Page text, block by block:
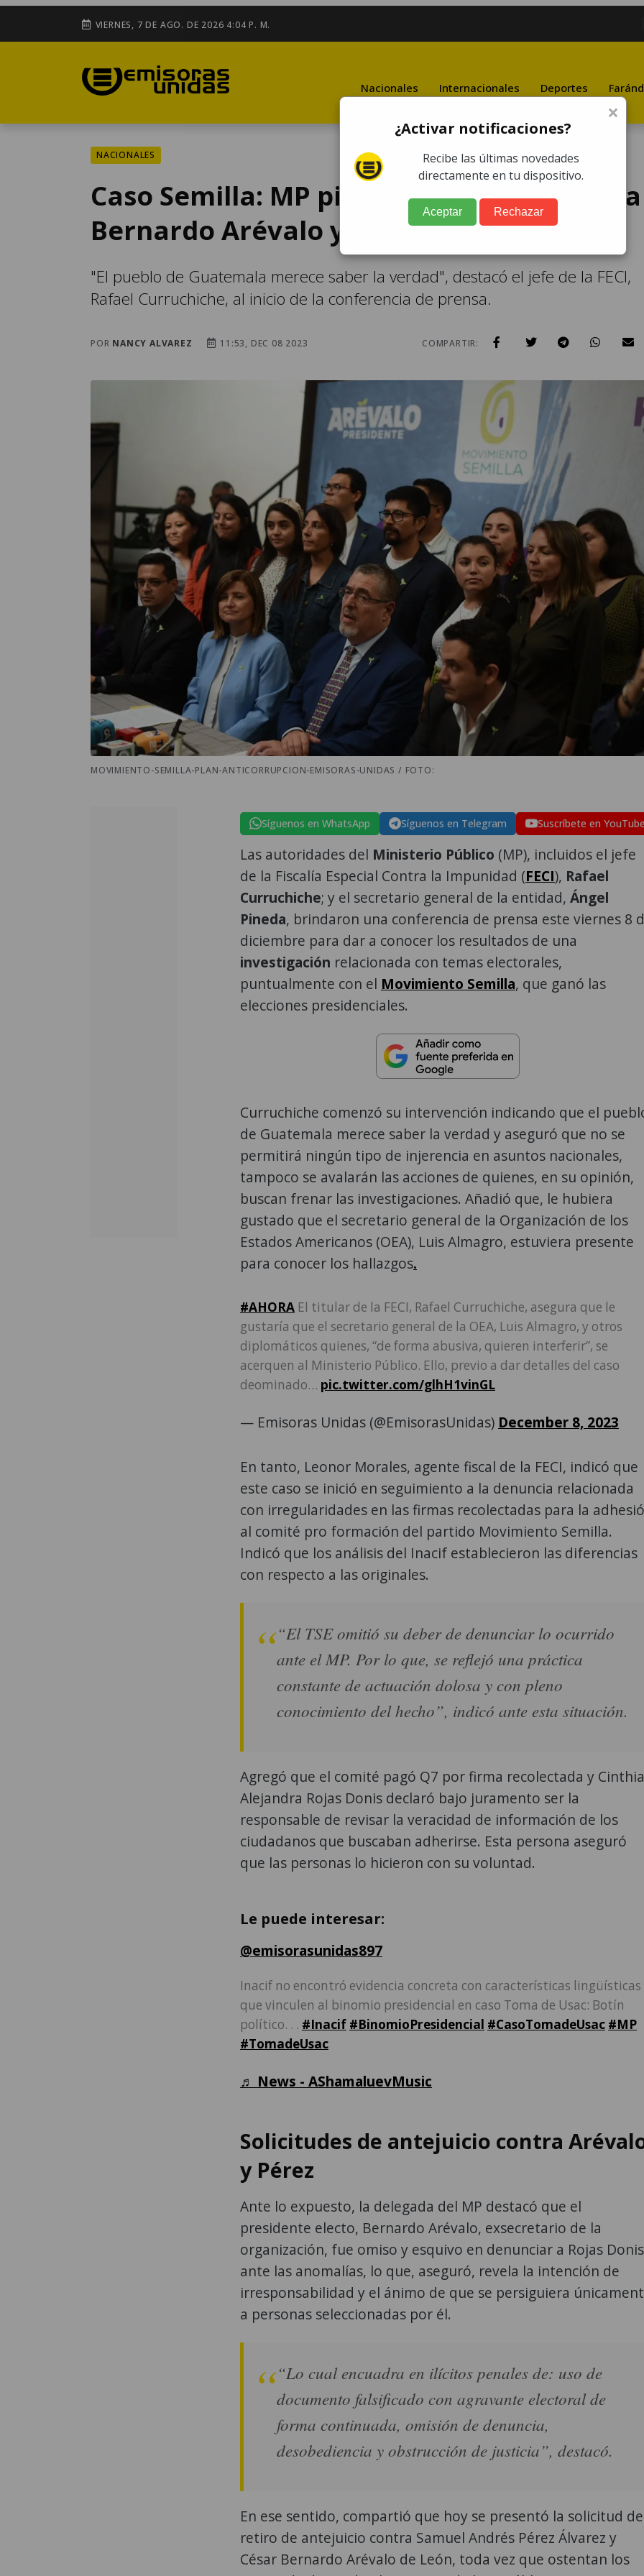
VIERNES, 7 DE AGO. DE 2026 4:04 P. M.
Nacionales Internacionales Deportes
NACIONALES
Caso Semilla: MP pide retirar inmunidad a
Bernardo Arévalo y Samuel Pérez
"El pueblo de Guatemala merece saber la verdad", destacó el jefe de la FECI,
Rafael Curruchiche, al inicio de la conferencia de prensa.
POR NANCY ALVAREZ 11:53, DEC 08 2023 COMPARTIR:
MOVIMIENTO-SEMILLA-PLAN-ANTICORRUPCION-EMISORAS-UNIDAS / FOTO:
Síguenos en WhatsApp Síguenos en Telegram Suscríbete en
Las autoridades del Ministerio Público (MP), incluidos el jefe
de la Fiscalía Especial Contra la Impunidad (FECI), Rafael
Curruchiche; y el secretario general de la entidad, Ángel
Pineda, brindaron una conferencia de prensa este viernes 8
diciembre para dar a conocer los resultados de una
investigación relacionada con temas electorales,
puntualmente con el Movimiento Semilla, que ganó las
elecciones presidenciales.
Curruchiche comenzó su intervención indicando que el
de Guatemala merece saber la verdad y aseguró que no se
permitirá ningún tipo de injerencia en asuntos nacionales,
tampoco se avalarán las acciones de quienes, en su opinión,
buscan frenar las investigaciones. Añadió que, le hubiera
gustado que el secretario general de la Organización de los
Estados Americanos (OEA), Luis Almagro, estuviera presente
para conocer los hallazgos.
#AHORA El titular de la FECI, Rafael Curruchiche, asegura que le
gustaría que el secretario general de la OEA, Luis Almagro, y otros
diplomáticos quienes, “de forma abusiva, quieren interferir”, se
acerquen al Ministerio Público. Ello, previo a dar detalles del caso
deominado… pic.twitter.com/glhH1vinGL
— Emisoras Unidas (@EmisorasUnidas) December 8, 2023
En tanto, Leonor Morales, agente fiscal de la FECI, indicó que
este caso se inició en seguimiento a la denuncia relacionada
con irregularidades en las firmas recolectadas para la
al comité pro formación del partido Movimiento Semilla.
Indicó que los análisis del Inacif establecieron las diferencias
con respecto a las originales.
“El TSE omitió su deber de denunciar lo ocurrido
ante el MP. Por lo que, se reflejó una práctica
constante de actuación dolosa y con pleno
conocimiento del hecho”, indicó ante esta situación.
Agregó que el comité pagó Q7 por firma recolectada y Cinthia
Alejandra Rojas Donis declaró bajo juramento ser la
responsable de revisar la veracidad de información de los
ciudadanos que buscaban adherirse. Esta persona aseguró
que las personas lo hicieron con su voluntad.
Le puede interesar:
@emisorasunidas897
Inacif no encontró evidencia concreta con características lingüísticas
que vinculen al binomio presidencial en caso Toma de Usac: Botín
político. . . #Inacif #BinomioPresidencial #CasoTomadeUsac #MP
#TomadeUsac
♬ News - AShamaluevMusic
Solicitudes de antejuicio contra
y Pérez
Ante lo expuesto, la delegada del MP destacó que el
presidente electo, Bernardo Arévalo, exsecretario de la
organización, fue omiso y esquivo en denunciar a Rojas Donis
ante las anomalías, lo que, aseguró, revela la intención de
irresponsabilidad y el ánimo de que se persiguiera
a personas seleccionadas por él.
“Lo cual encuadra en ilícitos penales de: uso de
documento falsificado con agravante electoral de
forma continuada, omisión de denuncia,
desobediencia y obstrucción de justicia”, destacó.
En ese sentido, compartió que hoy se presentó la solicitud de
retiro de antejuicio contra Samuel Andrés Pérez Álvarez y
César Bernardo Arévalo de León, toda vez que ostentan los
×
¿Activar notificaciones?
Recibe las últimas novedades
directamente en tu dispositivo.
Aceptar Rechazar